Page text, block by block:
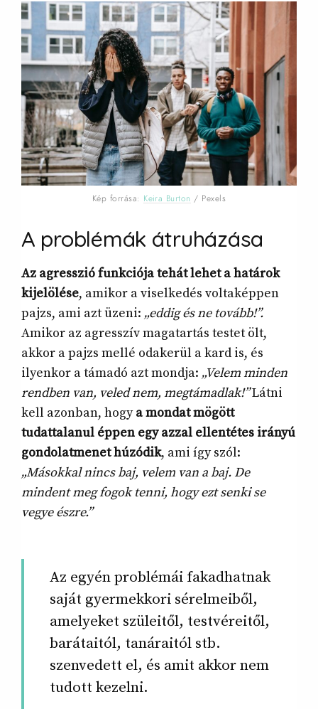
Kép forrása: Keira Burton / Pexels
A problémák átruházása
Az agresszió funkciója tehát lehet a határok
kijelölése, amikor a viselkedés voltaképpen
pajzs, ami azt üzeni: „eddig és ne tovább!”.
Amikor az agresszív magatartás testet ölt,
akkor a pajzs mellé odakerül a kard is, és
ilyenkor a támadó azt mondja: „Velem minden
rendben van, veled nem, megtámadlak!”Látni
kell azonban, hogya mondat mögött
tudattalanul éppen egy azzal ellentétes irányú
gondolatmenet húzódik, ami így szól:
„Másokkal nincs baj, velem van a baj. De
mindent meg fogok tenni, hogy ezt senki se
vegye észre.”
Az egyén problémái fakadhatnak
saját gyermekkori sérelmeiből,
amelyeket szüleitől, testvéreitől,
barátaitól, tanáraitól stb.
szenvedett el, és amit akkor nem
tudott kezelni.